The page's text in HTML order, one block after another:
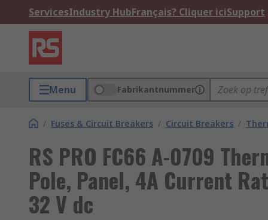
ServicesIndustry HubFrançais? Cliquer iciSupport
Menu Fabrikantnummer
/ Fuses & Circuit Breakers / Circuit Breakers /
RS PRO FC66 A-0709
Pole, Panel, 4A Current
32 V dc